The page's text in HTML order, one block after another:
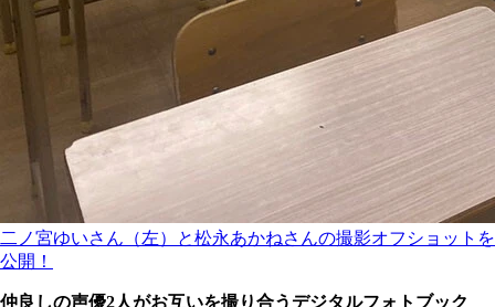
二ノ宮ゆいさん（左）と松永あかねさんの撮影オフショットを
公開！
仲良しの声優2人がお互いを撮り合うデジタルフォトブック